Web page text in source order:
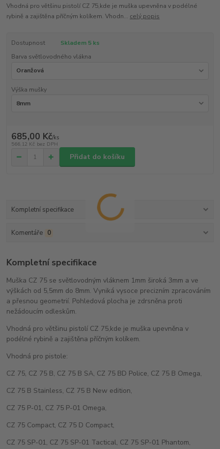
Vhodná pro většinu pistolí CZ 75,kde je muška upevněna v podélné
rybině a zajištěna příčným kolíkem. Vhodn... celý popis
Dostupnost
Skladem 5 ks
Barva světlovodného vlákna
Výška mušky
685,00 Kč/ks
566,12 Kč bez DPH
Přidat do košíku
Kompletní specifikace
Komentáře 0
Kompletní specifikace
Muška CZ 75 se světlovodným vláknem 1mm široká 3mm a ve
výškách od 5,5mm do 8mm. Vyniká vysoce precizním zpracováním
a přesnou geometrií. Pohledová plocha je zdrsněna proti
nežádoucím odleskům.
Vhodná pro většinu pistolí CZ 75,kde je muška upevněna v
podélné rybině a zajištěna příčným kolíkem.
Vhodná pro pistole:
CZ 75, CZ 75 B, CZ 75 B SA, CZ 75 BD Police, CZ 75 B Omega,
CZ 75 B Stainless, CZ 75 B New edition,
CZ 75 P-01, CZ 75 P-01 Omega,
CZ 75 Compact, CZ 75 D Compact,
CZ 75 SP-01, CZ 75 SP-01 Tactical, CZ 75 SP-01 Phantom,